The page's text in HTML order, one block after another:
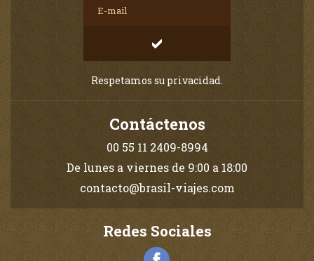
Respetamos su privacidad.
Contáctenos
00 55 11 2409-8994
De lunes a viernes de 9:00 a 18:00
contacto@brasil-viajes.com
Redes Sociales